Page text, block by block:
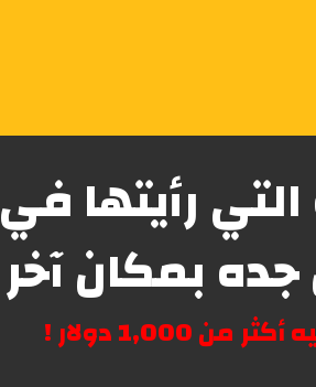
التي رأيتها في
جده بمكان آخر
دولار !